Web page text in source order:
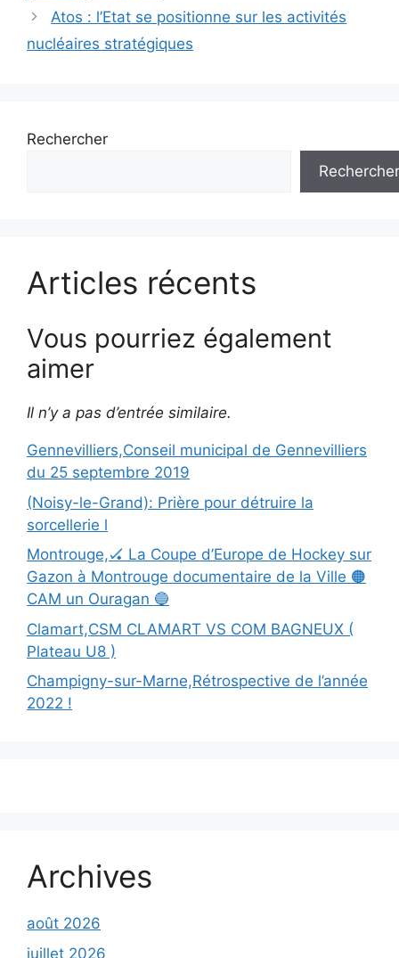
Atos : l’Etat se positionne sur les activités
nucléaires stratégiques
Rechercher
Rechercher
Articles récents
Vous pourriez également
aimer
Il n’y a pas d’entrée similaire.
Gennevilliers,Conseil municipal de Gennevilliers
du 25 septembre 2019
(Noisy-le-Grand): Prière pour détruire la
sorcellerie l
Montrouge,🏑 La Coupe d’Europe de Hockey sur
Gazon à Montrouge documentaire de la Ville 🟠
CAM un Ouragan 🔵
Clamart,CSM CLAMART VS COM BAGNEUX (
Plateau U8 )
Champigny-sur-Marne,Rétrospective de l’année
2022 !
Archives
août 2026
juillet 2026